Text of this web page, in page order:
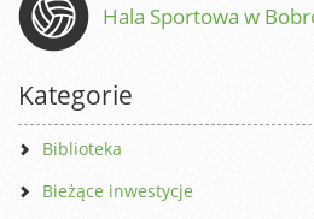
Hala Sportowa w
Kategorie
Biblioteka
Bieżące inwestycje